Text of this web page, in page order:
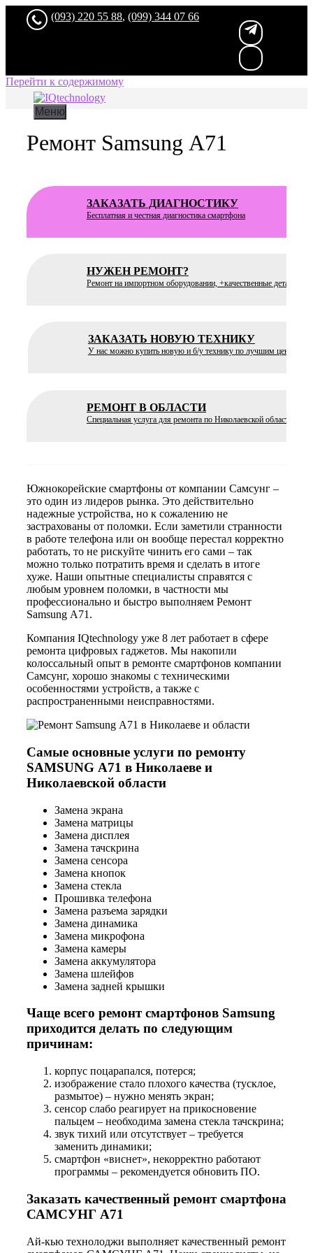
(093) 220 55 88, (099) 344 07 66
Перейти к содержимому
Меню
Ремонт Samsung А71
ЗАКАЗАТЬ ДИАГНОСТИКУ
Бесплатная и честная диагностика смартфона
НУЖЕН РЕМОНТ?
Ремонт на импортном оборудовании, +качественные детали
ЗАКАЗАТЬ НОВУЮ ТЕХНИКУ
У нас можно купить новую и б/у технику по лучшим ценам
РЕМОНТ В ОБЛАСТИ
Специальная услуга для ремонта по Николаевской области
Южнокорейские смартфоны от компании Самсунг –
это один из лидеров рынка. Это действительно
надежные устройства, но к сожалению не
застрахованы от поломки. Если заметили странности
в работе телефона или он вообще перестал корректно
работать, то не рискуйте чинить его сами – так
можно только потратить время и сделать в итоге
хуже. Наши опытные специалисты справятся с
любым уровнем поломки, в частности мы
профессионально и быстро выполняем Ремонт
Samsung А71.
Компания IQtechnology уже 8 лет работает в сфере
ремонта цифровых гаджетов. Мы накопили
колоссальный опыт в ремонте смартфонов компании
Самсунг, хорошо знакомы с техническими
особенностями устройств, а также с
распространенными неисправностями.
Самые основные услуги по ремонту
SAMSUNG А71 в Николаеве и
Николаевской области
Замена экрана
Замена матрицы
Замена дисплея
Замена тачскрина
Замена сенсора
Замена кнопок
Замена стекла
Прошивка телефона
Замена разъема зарядки
Замена динамика
Замена микрофона
Замена камеры
Замена аккумулятора
Замена шлейфов
Замена задней крышки
Чаще всего ремонт смартфонов Samsung
приходится делать по следующим
причинам:
корпус поцарапался, потерся;
изображение стало плохого качества (тусклое,
размытое) – нужно менять экран;
сенсор слабо реагирует на прикосновение
пальцем – необходима замена стекла тачскрина;
звук тихий или отсутствует – требуется
заменить динамики;
смартфон «виснет», некорректно работают
программы – рекомендуется обновить ПО.
Заказать качественный ремонт смартфона
САМСУНГ А71
Ай-кью технолоджи выполняет качественный ремонт